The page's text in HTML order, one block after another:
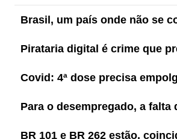
Brasil, um país onde não se
Pirataria digital é crime que
Covid: 4ª dose precisa
Para o desempregado, a
BR 101 e BR 262 estão,